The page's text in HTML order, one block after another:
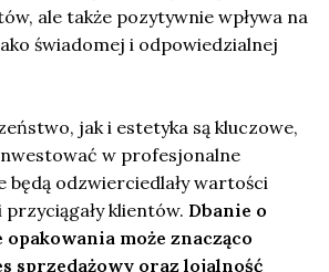
ale także pozytywnie wpływa na
świadomej i odpowiedzialnej
jak i estetyka są kluczowe,
w profesjonalne
będą odzwierciedlały wartości
klientów. Dbanie o
może znacząco
sprzedażowy oraz lojalność